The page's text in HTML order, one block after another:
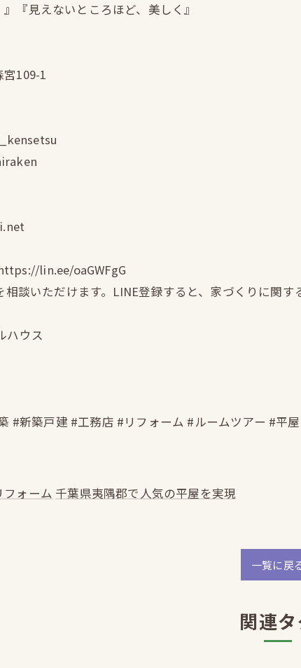
『見えないところほど、美しく』
109-1
lin.ee/oaGWFgG
相談いただけます。LINE登録すると、家づくりに関す
ハウス
#新築戸建 #工務店 #リフォーム #ルームツアー #平
フォーム 千葉県夷隅郡で人気の平屋を実現
一覧に戻
関連